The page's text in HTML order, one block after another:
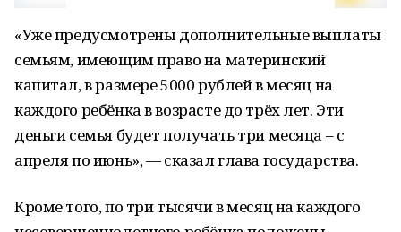
«Уже предусмотрены дополнительные выплаты
семьям, имеющим право на материнский
капитал, в размере 5000 рублей в месяц на
каждого ребёнка в возрасте до трёх лет. Эти
деньги семья будет получать три месяца – с
апреля по июнь», — сказал глава государства.
Кроме того, по три тысячи в месяц на каждого